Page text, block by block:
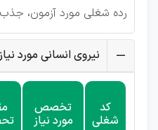
رده شغلی مورد آزمون،
نیروی انسانی مورد
کد
شغلی
تخصص
مورد نیاز